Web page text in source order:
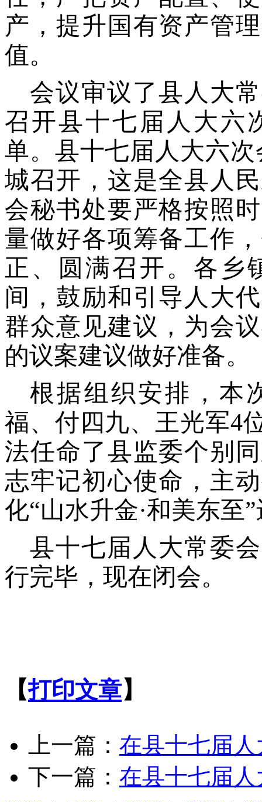
产，提升国有资产管
值。
会议审议了县人大
召开县十七届人大六
单。县十七届人大六次
城召开，这是全县人
会秘书处要严格按照
量做好各项筹备工作
正、圆满召开。各乡
间，鼓励和引导人大
群众意见建议，为会
的议案建议做好准备。
根据组织安排 ，本
福、付四九、王光军4
法任命了县监委个别
志牢记初心使命，主
化“山水升金·和美东至
县十七届人大常委
行完毕，现在闭会。
【打印文章】
上一篇： 在县十七届
下一篇： 在县十七届